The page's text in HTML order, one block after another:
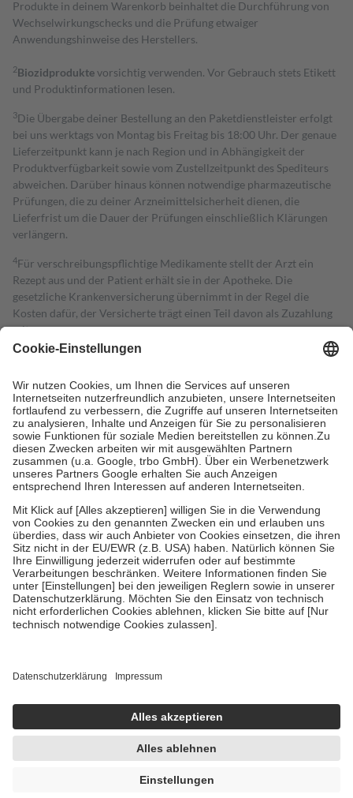
Produkte in deinem Warenkorb beinhaltet die Durchführung von
Wechselwirkungschecks und die Prüfung etwaiger
Anwendungshinweise des Herstellers.
2Biozidproduktevorsichtig verwenden. Vor Gebrauch stets Etikett
und Produktinformationen lesen.
3Die Übergabe deiner Bestellung an den Paketdienstleister erfolgt
bei uns werktags von Montag bis Freitag bis 18:00 Uhr. Der genaue
Lieferzeitpunkt kann je nach Region und in Abhängigkeit der
Produktverfügbarkeit sowie vom Zustellzeitpunkt des Spediteurs
abweichen. Darüber hinaus können notwendige pharmazeutische
Prüfungen, die zu deiner Arzneimittelsicherheit dienen, die
Lieferfrist um die Dauer der Prüfungen einschließlich Klärungen
verlängern.
4Für verschreibungspflichtige Medikamente stellt der Arzt ein
Rezept aus und der Patient erhält sie in der Apotheke. Die
gesetzliche Krankenversicherung übernimmt in der Regel die
Kosten dafür, der Versicherte trägt einen Teil davon als Zuzahlung
mit.
Grundsätzlich leisten Mitglieder Zuzahlungen in Höhe von zehn
höchstens zehn Euro.
Es sind jedoch nie mehr als die tatsächlichen
Kosten der Leistung zu entrichten.
Diese Regeln gelten grundsätzlich auch für Online-Apotheken.
Bei Heilmitteln und häuslicher Krankenpflege beträgt die
Zuzahlung zehn Prozent der Kosten sowie zehn Euro je
Verordnung.
Um das Engagement der Versicherten für ihre eigene Gesundheit zu
stärken und die besondere Stellung der Familie zu unterstützen,
fallenkeine Zuzahlungenan bei:
• Kindern und Jugendlichen bis zum vollendeten 18. Lebensjahr
mit Ausnahme der Fahrkosten
• Untersuchungen zur Vorsorge und Früherkennung, die von der
GKV getragen werden
• empfohlenen Schutzimpfungen
• Harn- und Blutteststreifen
getroffen, um sicherzustellen, dass es sich um echte Bewertungen
https://help.etrusted.com/hc/de/articles/4419944605341
Einige Bilder und Inhalte wurden unter Zuhilfenahme künstlicher